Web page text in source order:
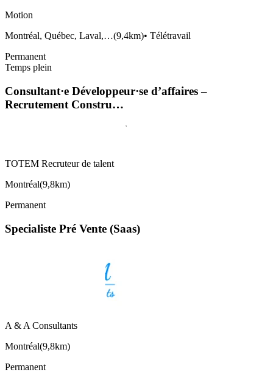
Motion
Montréal, Québec, Laval,…(9,4km)• Télétravail
Permanent
Temps plein
Consultant·e Développeur·se d’affaires –
Recrutement Constru…
TOTEM Recruteur de talent
Montréal(9,8km)
Permanent
Specialiste Pré Vente (Saas)
A & A Consultants
Montréal(9,8km)
Permanent